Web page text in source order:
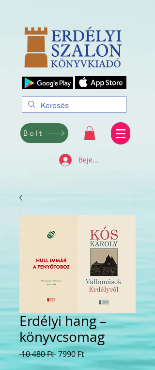
Bolt
Bejelentkezés
Erdélyi hang –
könyvcsomag
10 480 Ft Szokásos
ár
7990 FtAkciós